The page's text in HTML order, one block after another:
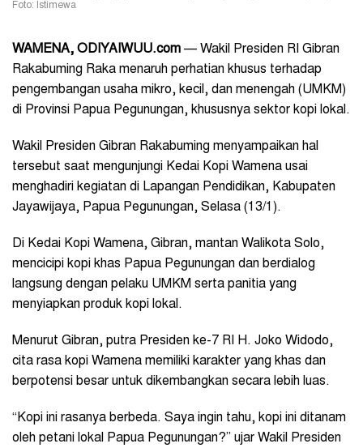
Foto: Istimewa
WAMENA, ODIYAIWUU.com — Wakil Presiden RI Gibran
Rakabuming Raka menaruh perhatian khusus terhadap
pengembangan usaha mikro, kecil, dan menengah (UMKM)
di Provinsi Papua Pegunungan, khususnya sektor kopi lokal.
Wakil Presiden Gibran Rakabuming menyampaikan hal
tersebut saat mengunjungi Kedai Kopi Wamena usai
menghadiri kegiatan di Lapangan Pendidikan, Kabupaten
Jayawijaya, Papua Pegunungan, Selasa (13/1).
Di Kedai Kopi Wamena, Gibran, mantan Walikota Solo,
mencicipi kopi khas Papua Pegunungan dan berdialog
langsung dengan pelaku UMKM serta panitia yang
menyiapkan produk kopi lokal.
Menurut Gibran, putra Presiden ke-7 RI H. Joko Widodo,
cita rasa kopi Wamena memiliki karakter yang khas dan
berpotensi besar untuk dikembangkan secara lebih luas.
“Kopi ini rasanya berbeda. Saya ingin tahu, kopi ini ditanam
oleh petani lokal Papua Pegunungan?” ujar Wakil Presiden